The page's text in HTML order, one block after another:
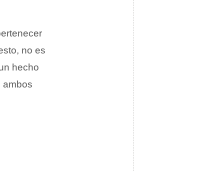
no es
hecho
ambos